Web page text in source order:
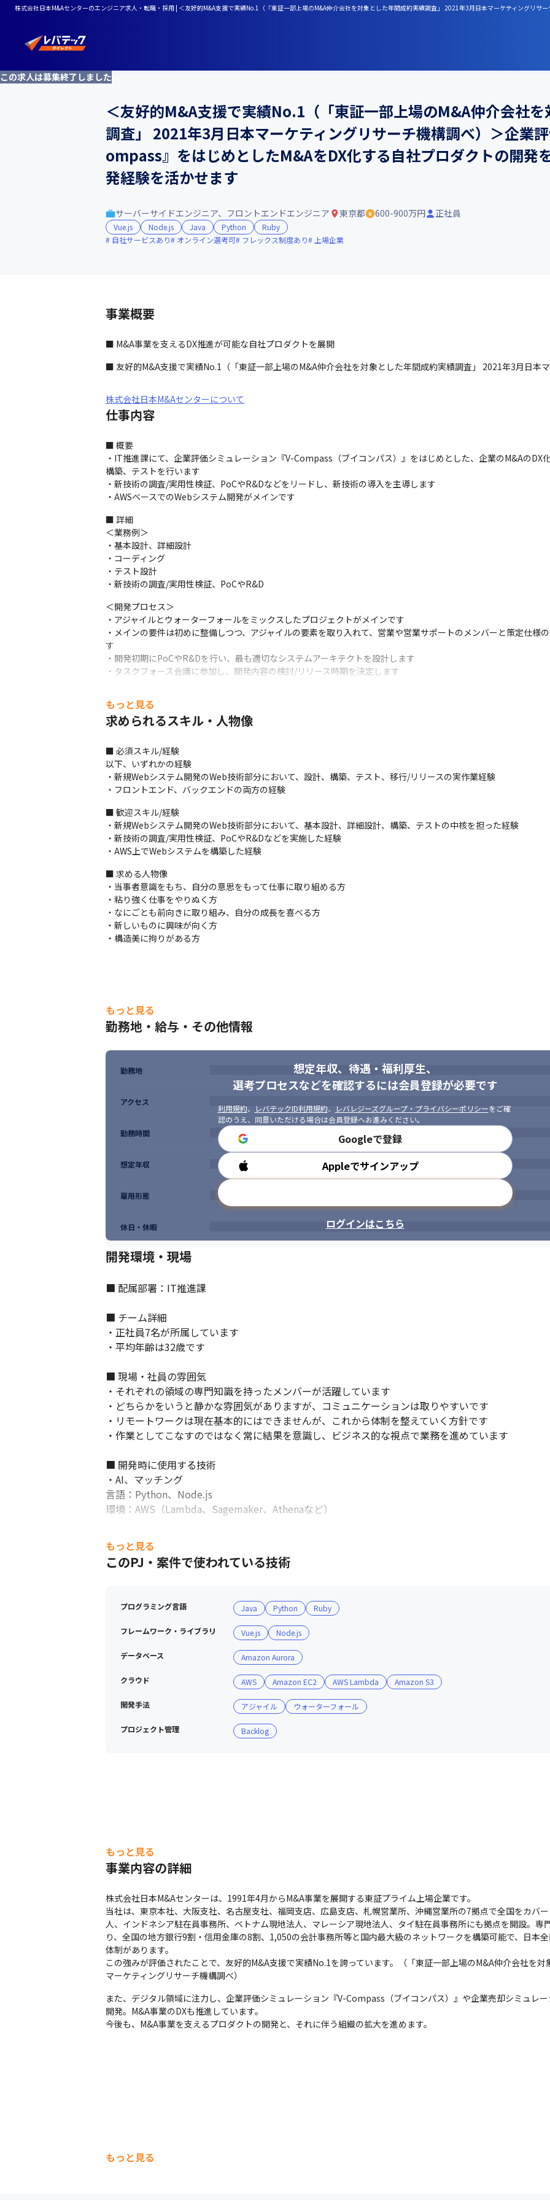
株式会社日本M&Aセンターのエンジニア求人・転職・採用 | ＜友好的M&A支援で実績No.1（「東証一部上場のM&A仲介会社を対象とした年間成約実績調査」 2021年3月日本マーケティングリ
この求人は募集終了しました
＜友好的M&A支援で実績No.1（「東証一部上場のM&A仲介会社
調査」 2021年3月日本マーケティングリサーチ機構調べ）＞企業
ompass』をはじめとしたM&AをDX化する自社プロダクトの開発
発経験を活かせます
サーバーサイドエンジニア、フロントエンドエンジニア 東京都 600-900万円 正社員
Vue.js Node.js Java Python
Ruby
自社サービスあり
オンライン選考可 フレックス制度あり 上場企業
事業概要
■ M&A事業を支えるDX推進が可能な自社プロダクトを展開
■ 友好的M&A支援で実績No.1（「東証一部上場のM&A仲介会社を対象とした年間成約実績調査」 2021年3月日本マ
株式会社日本M&Aセンターについて
仕事内容
■ 概要
・IT推進課にて、企業評価シミュレーション『V-Compass（ブイコンパス）』をはじめとした、企業のM&AのDX
構築、テストを行います
・新技術の調査/実用性検証、PoCやR&Dなどをリードし、新技術の導入を主導します
・AWSベースでのWebシステム開発がメインです
■ 詳細
＜業務例＞
・基本設計、詳細設計
・コーディング
・テスト設計
・新技術の調査/実用性検証、PoCやR&D
＜開発プロセス＞
・アジャイルとウォーターフォールをミックスしたプロジェクトがメインです
・メインの要件は初めに整備しつつ、アジャイルの要素を取り入れて、営業や営業サポートのメンバーと策定仕様
す
・開発初期にPoCやR&Dを行い、最も適切なシステムアーキテクトを設計します
・タスクフォース会議に参加し、開発内容の検討/リリース時期を決定します
・企業評価シミュレーション『V-Compass（ブイコンパス）』
・企業売却シミュレーション『M-Compass（エムコンパス）』
など
＜コミュニケーション方法＞
・基本的には出社しているため、口頭でコミュニケーションを取ります
・プロジェクト管理にはBacklogやBlabioを用いています
＜ミッション＞
・M&AをDX化するための新規システム/サービス構築プロジェクトにおいて、機能要件、非機能要件、全体システ
計、構築を実施すること
・Webサービスを拡張しており、社内、社外の両方に対する新規Webサービス構築に従事し、幅広く自身の成長と
・R&D専用環境にて自由に検証実施が可能です
・AWSのマネージドサービスを中心に活用しており、最新の設計思想を習得していくことができます
・会社が新たなステージへの転換を行っている最中であり、その中で自身の成長と会社の成長を作っていくことがで
・プロダクトについて、経営/ビジネス目線でのディスカッションができる環境です
もっと見る
求められるスキル・人物像
■ 必須スキル/経験
以下、いずれかの経験
・新規Webシステム開発のWeb技術部分において、設計、構築、テスト、移行/リリースの実作業経験
・フロントエンド、バックエンドの両方の経験
■ 歓迎スキル/経験
・新規Webシステム開発のWeb技術部分において、基本設計、詳細設計、構築、テストの中核を担った経験
・新技術の調査/実用性検証、PoCやR&Dなどを実施した経験
・AWS上でWebシステムを構築した経験
■ 求める人物像
・当事者意識をもち、自分の意思をもって仕事に取り組める方
・粘り強く仕事をやりぬく方
・なにごとも前向きに取り組み、自分の成長を喜べる方
・新しいものに興味が向く方
・構造美に拘りがある方
もっと見る
勤務地・給与・その他情報
想定年収、待遇・福利厚生、
選考プロセスなどを確認するには会員登録が必要です
利用規約、 レバテックID利用規約、 レバレジーズグループ・プライバシーポリシーをご確
認のうえ、同意いただける場合は会員登録へお進みください。
Googleで登録
Appleでサインアップ
ログインはこちら
勤務地
アクセス
勤務時間
想定年収
雇用形態
休日・休暇
開発環境・現場
■ 配属部署：IT推進課
■ チーム詳細
・正社員7名が所属しています
・平均年齢は32歳です
■ 現場・社員の雰囲気
・それぞれの領域の専門知識を持ったメンバーが活躍しています
・どちらかをいうと静かな雰囲気がありますが、コミュニケーションは取りやすいです
・リモートワークは現在基本的にはできませんが、これから体制を整えていく方針です
・作業としてこなすのではなく常に結果を意識し、ビジネス的な視点で業務を進めています
■ 開発時に使用する技術
・AI、マッチング
言語：Python、Node.js
環境：AWS（Lambda、Sagemaker、Athenaなど）
・Webサイト群バックエンド/インフラ
言語：Node.js
環境：AWS（lambda、EC2、Aurora、S3など）
言語：Ruby、Java、Vue.js
環境：AWS（Fargate、ECS、Auroraなど）
・プロジェクト管理
■ 社風
・風通しがよく、メンバー同士でフラットな関係性が構築できています
・全社的にカジュアルなコミュニケーションがとれる雰囲気があります
もっと見る
このPJ・案件で使われている技術
プログラミング言語 Java Python Ruby
フレームワーク・ライブラリ Vue.js Node.js
データベース Amazon Aurora
クラウド AWS Amazon EC2 AWS Lambda Amazon S3
開発手法 アジャイル ウォーターフォール
プロジェクト管理 Backlog
もっと見る
事業内容の詳細
株式会社日本M&Aセンターは、1991年4月からM&A事業を展開する東証プライム上場企業です。
当社は、東京本社、大阪支社、名古屋支社、福岡支店、広島支店、札幌営業所、沖縄営業所の7拠点で全国をカバ
人、インドネシア駐在員事務所、ベトナム現地法人、マレーシア現地法人、タイ駐在員事務所にも拠点を開設。
り、全国の地方銀行9割・信用金庫の8割、1,050の会計事務所等と国内最大級のネットワークを構築可能で、日本
体制があります。
この強みが評価されたことで、友好的M&A支援で実績No.1を誇っています。（「東証一部上場のM&A仲介会社を
マーケティングリサーチ機構調べ）
また、デジタル領域に注力し、企業評価シミュレーション『V-Compass（ブイコンパス）』や企業売却シミュレ
開発。M&A事業のDXも推進しています。
今後も、M&A事業を支えるプロダクトの開発と、それに伴う組織の拡大を進めます。
もっと見る